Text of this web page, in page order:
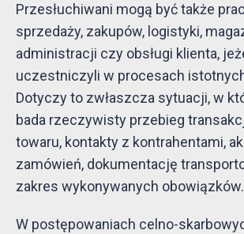
Przesłuchiwani mogą być także
sprzedaży, zakupów, logistyki,
administracji czy obsługi klienta,
uczestniczyli w procesach
Dotyczy to zwłaszcza sytuacji, w
bada rzeczywisty przebieg
towaru, kontakty z kontrahentami,
zamówień, dokumentację
zakres wykonywanych obowiązków.
W postępowaniach celno-